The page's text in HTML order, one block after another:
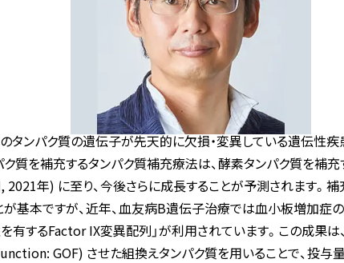
タンパク質の遺伝子が先天的に欠損・変異している遺伝性
ク質を補充するタンパク質補充療法は、酵素タンパク質を補
年) に至り、今後さらに成長することが予測されます。補
が基本ですが、近年、血友病B遺伝子治療では血小板増加症
有するFactor IX変異配列」が利用されています。この成果は
GOF) させた組換えタンパク質を用いることで、投与